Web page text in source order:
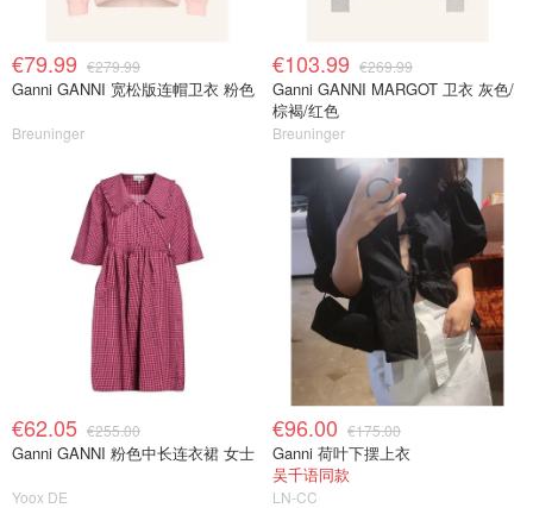
€79.99 €279.99
Ganni GANNI 宽松版连帽卫衣 粉色
Breuninger
€103.99 €269.99
Ganni GANNI MARGOT 卫衣 灰色/
棕褐/红色
Breuninger
€62.05 €255.00
Ganni GANNI 粉色中长连衣裙 女士
Yoox DE
€96.00 €175.00
Ganni 荷叶下摆上衣
吴千语同款
LN-CC